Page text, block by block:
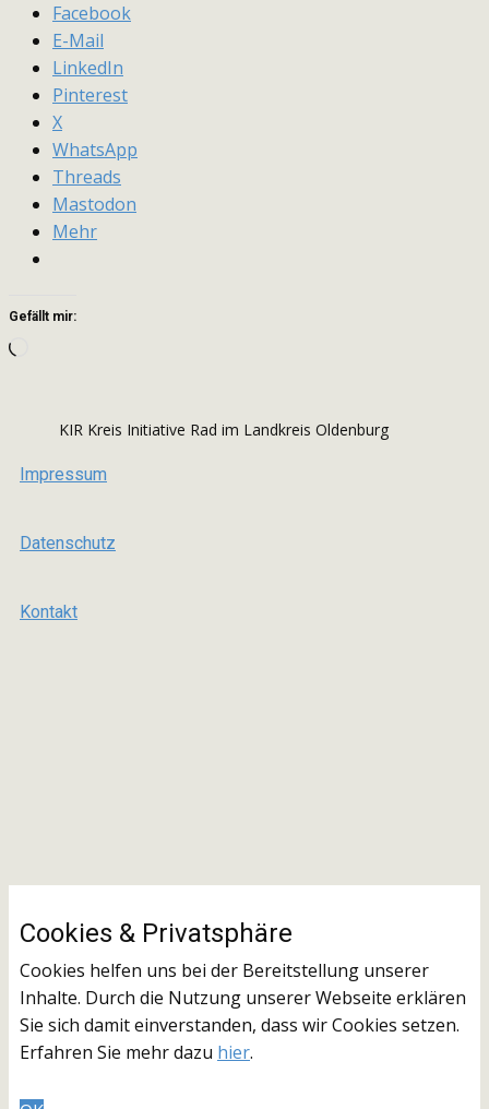
Facebook
E-Mail
LinkedIn
Pinterest
X
WhatsApp
Threads
Mastodon
Mehr
Gefällt mir:
KIR Kreis Initiative Rad im Landkreis Oldenburg
Impressum
Datenschutz
Kontakt
Cookies & ​Privatsphäre
Cookies helfen uns bei der Bereitstellung unserer
Inhalte. Durch die Nutzung unserer Webseite erklären
Sie sich damit einverstanden, dass wir Cookies setzen.
Erfahren Sie mehr dazu hier.